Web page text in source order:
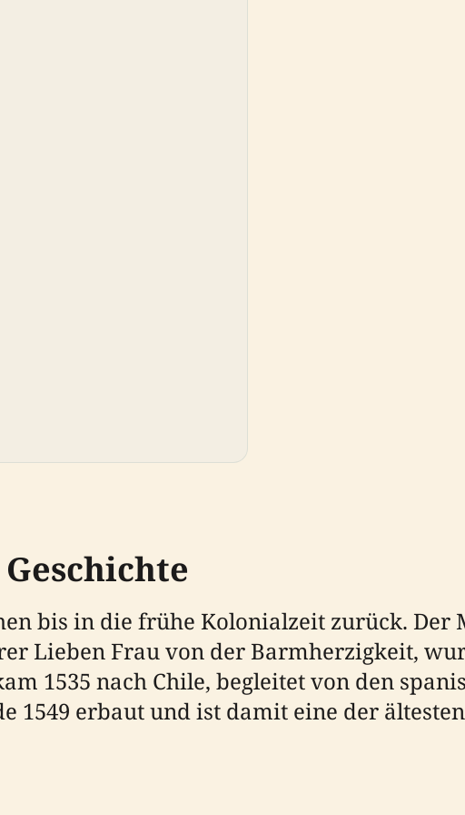
bis in die frühe Kolonialzeit zurück.
Lieben Frau von der Barmherzigkeit,
1535 nach Chile, begleitet von den
1549 erbaut und ist damit eine der